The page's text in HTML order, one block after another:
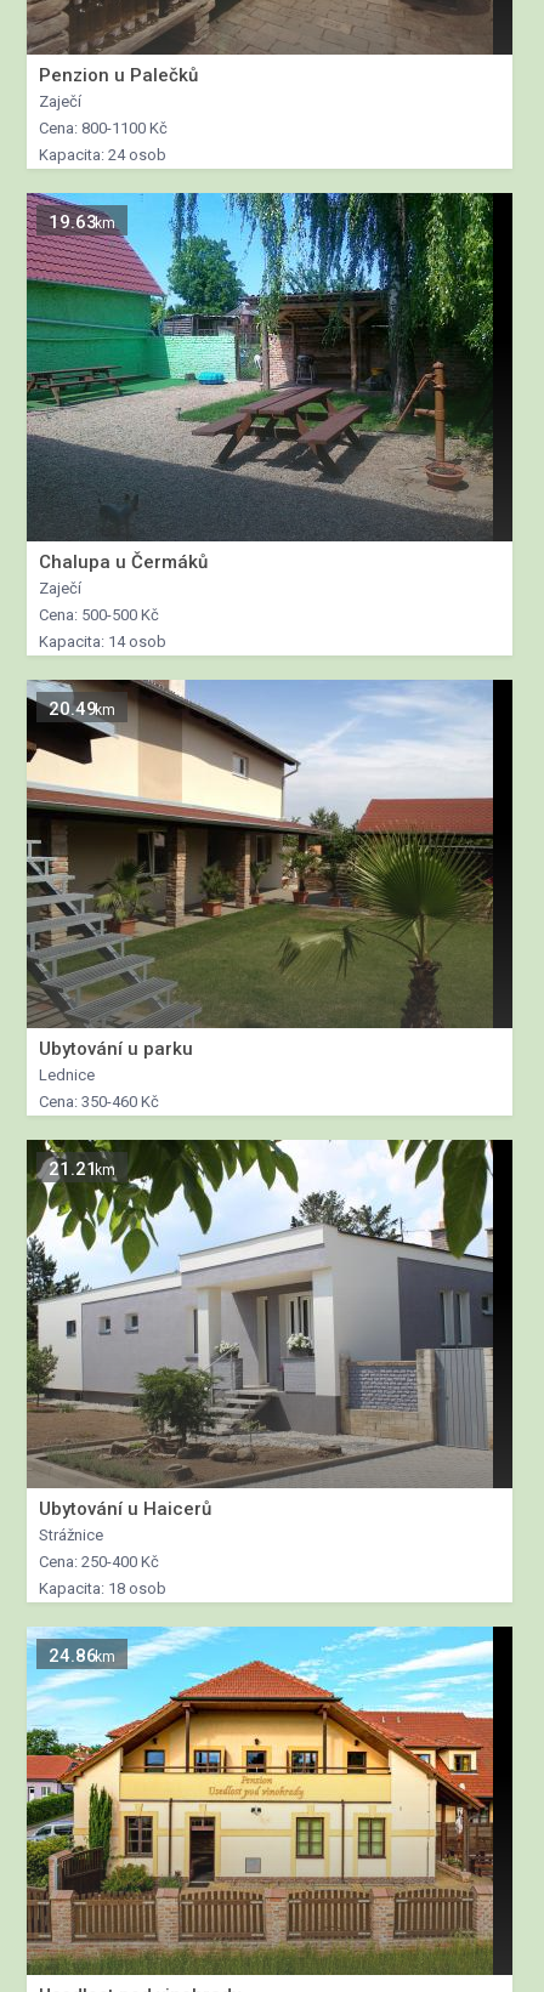
Penzion u Palečků
Zaječí
Cena: 800-1100 Kč
Kapacita: 24 osob
19.63km
Chalupa u Čermáků
Zaječí
Cena: 500-500 Kč
Kapacita: 14 osob
20.49km
Ubytování u parku
Lednice
Cena: 350-460 Kč
21.21km
Ubytování u Haicerů
Strážnice
Cena: 250-400 Kč
Kapacita: 18 osob
24.86km